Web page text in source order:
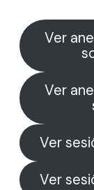
Ver
Ver
Ver
Ver